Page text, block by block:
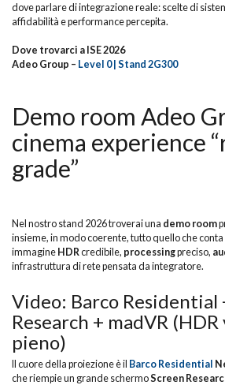
dove parlare di integrazione reale: scelte di
affidabilità e performance percepita.
Dove trovarci a ISE 2026
Adeo Group – Level 0 | Stand 2G300
Demo room Adeo
cinema experience
grade”
Nel nostro stand 2026 troverai una demo room
insieme, in modo coerente, tutto quello che
immagine HDRcredibile, processingpreciso,
infrastruttura di rete pensata da integratore.
Video: Barco Residential
Research + madVR
pieno)
Il cuore della proiezione è il Barco Residential
che riempie un grande schermoScreen